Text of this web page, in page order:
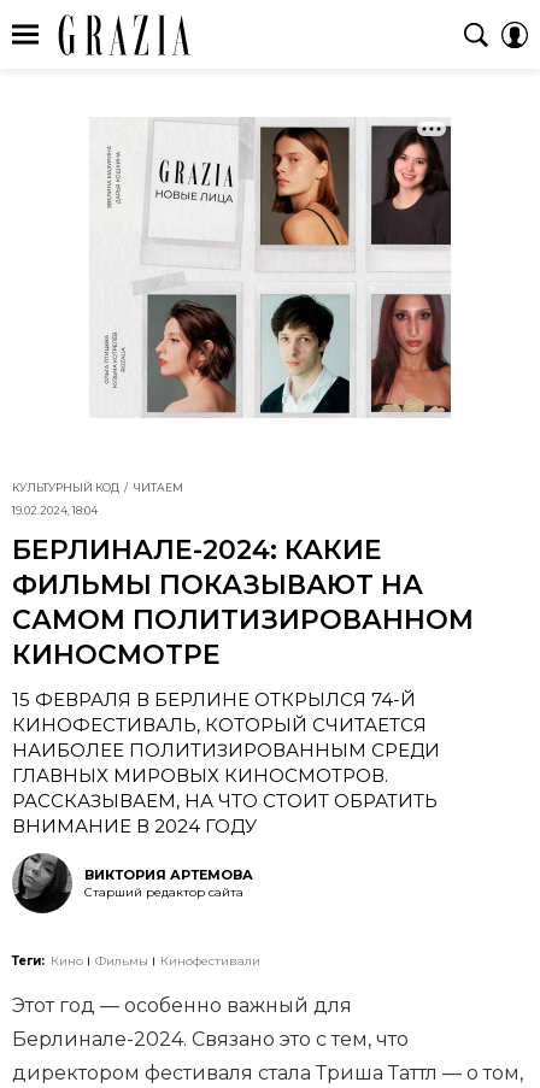
КУЛЬТУРНЫЙ КОД
ЧИТАЕМ
19.02.2024, 18:04
БЕРЛИНАЛЕ-2024: КАКИЕ
ФИЛЬМЫ ПОКАЗЫВАЮТ НА
САМОМ ПОЛИТИЗИРОВАННОМ
КИНОСМОТРЕ
15 ФЕВРАЛЯ В БЕРЛИНЕ ОТКРЫЛСЯ 74-Й
КИНОФЕСТИВАЛЬ, КОТОРЫЙ СЧИТАЕТСЯ
НАИБОЛЕЕ ПОЛИТИЗИРОВАННЫМ СРЕДИ
ГЛАВНЫХ МИРОВЫХ КИНОСМОТРОВ.
РАССКАЗЫВАЕМ, НА ЧТО СТОИТ ОБРАТИТЬ
ВНИМАНИЕ В 2024 ГОДУ
ВИКТОРИЯ АРТЕМОВА
Старший редактор сайта
Теги: Кино Фильмы Кинофестивали
Этот год — особенно важный для
Берлинале-2024. Связано это с тем, что
директором фестиваля стала Триша Таттл — о том,